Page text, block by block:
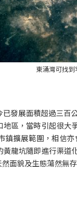
東涌灣可找
發展面積超過三
區，當時引起很
鎮擴展範圍，相信
龍坑隨即進行渠
面貌及生態蕩然無